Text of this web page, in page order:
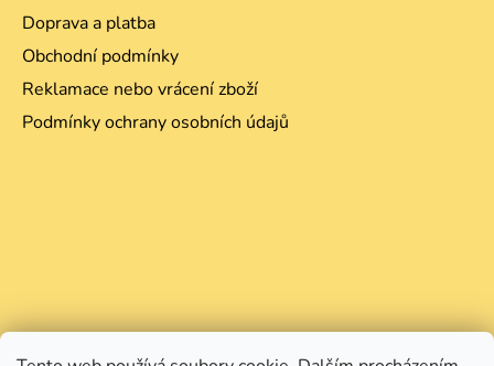
Doprava a platba
Obchodní podmínky
Reklamace nebo vrácení zboží
Podmínky ochrany osobních údajů